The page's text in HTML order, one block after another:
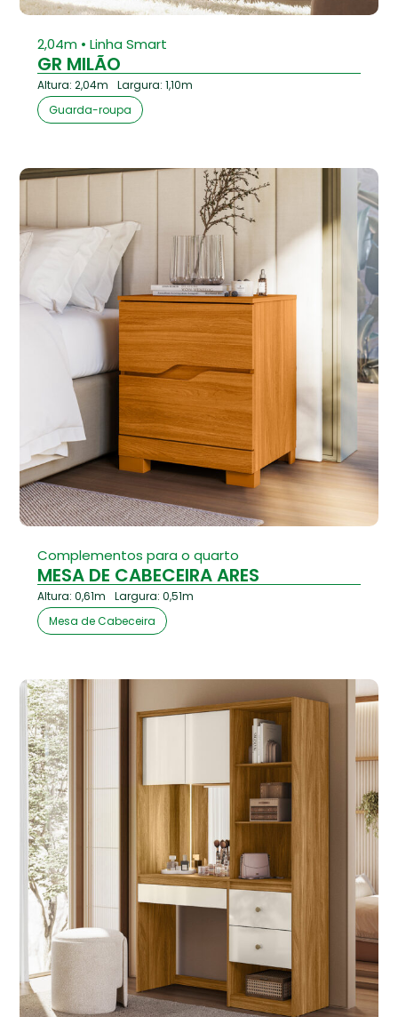
⁠2,04m • Linha Smart
GR MILÃO
Altura: 2,04m
Largura: 1,10m
Guarda-roupa
Complementos para o quarto
MESA DE CABECEIRA ARES
Altura: 0,61m
Largura: 0,51m
Mesa de Cabeceira